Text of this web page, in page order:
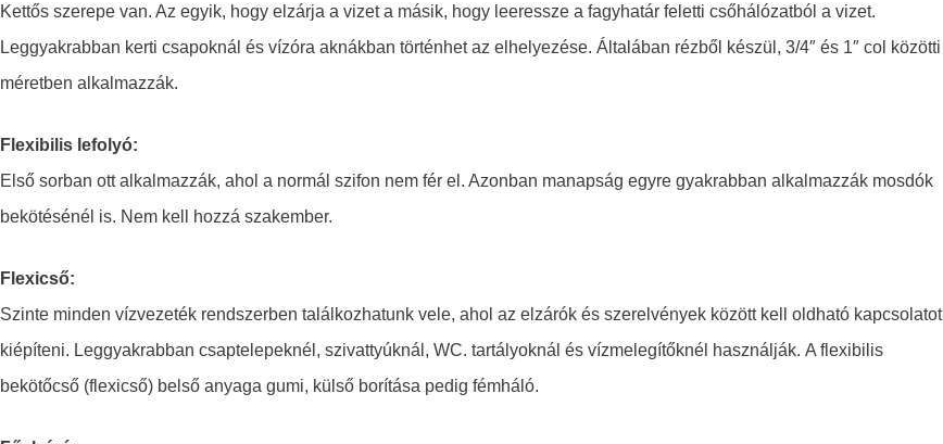
Kettős szerepe van. Az egyik, hogy elzárja a vizet a másik, hogy leeressze a fagyhatár feletti csőhálózatból a vizet.
Leggyakrabban kerti csapoknál és vízóra aknákban történhet az elhelyezése. Általában rézből készül, 3/4″ és 1″ col közötti
méretben alkalmazzák.
Flexibilis lefolyó:
Első sorban ott alkalmazzák, ahol a normál szifon nem fér el. Azonban manapság egyre gyakrabban alkalmazzák mosdók
bekötésénél is. Nem kell hozzá szakember.
Flexicső:
Szinte minden vízvezeték rendszerben találkozhatunk vele, ahol az elzárók és szerelvények között kell oldható kapcsolatot
kiépíteni. Leggyakrabban csaptelepeknél, szivattyúknál, WC. tartályoknál és vízmelegítőknél használják. A flexibilis
bekötőcső (flexicső) belső anyaga gumi, külső borítása pedig fémháló.